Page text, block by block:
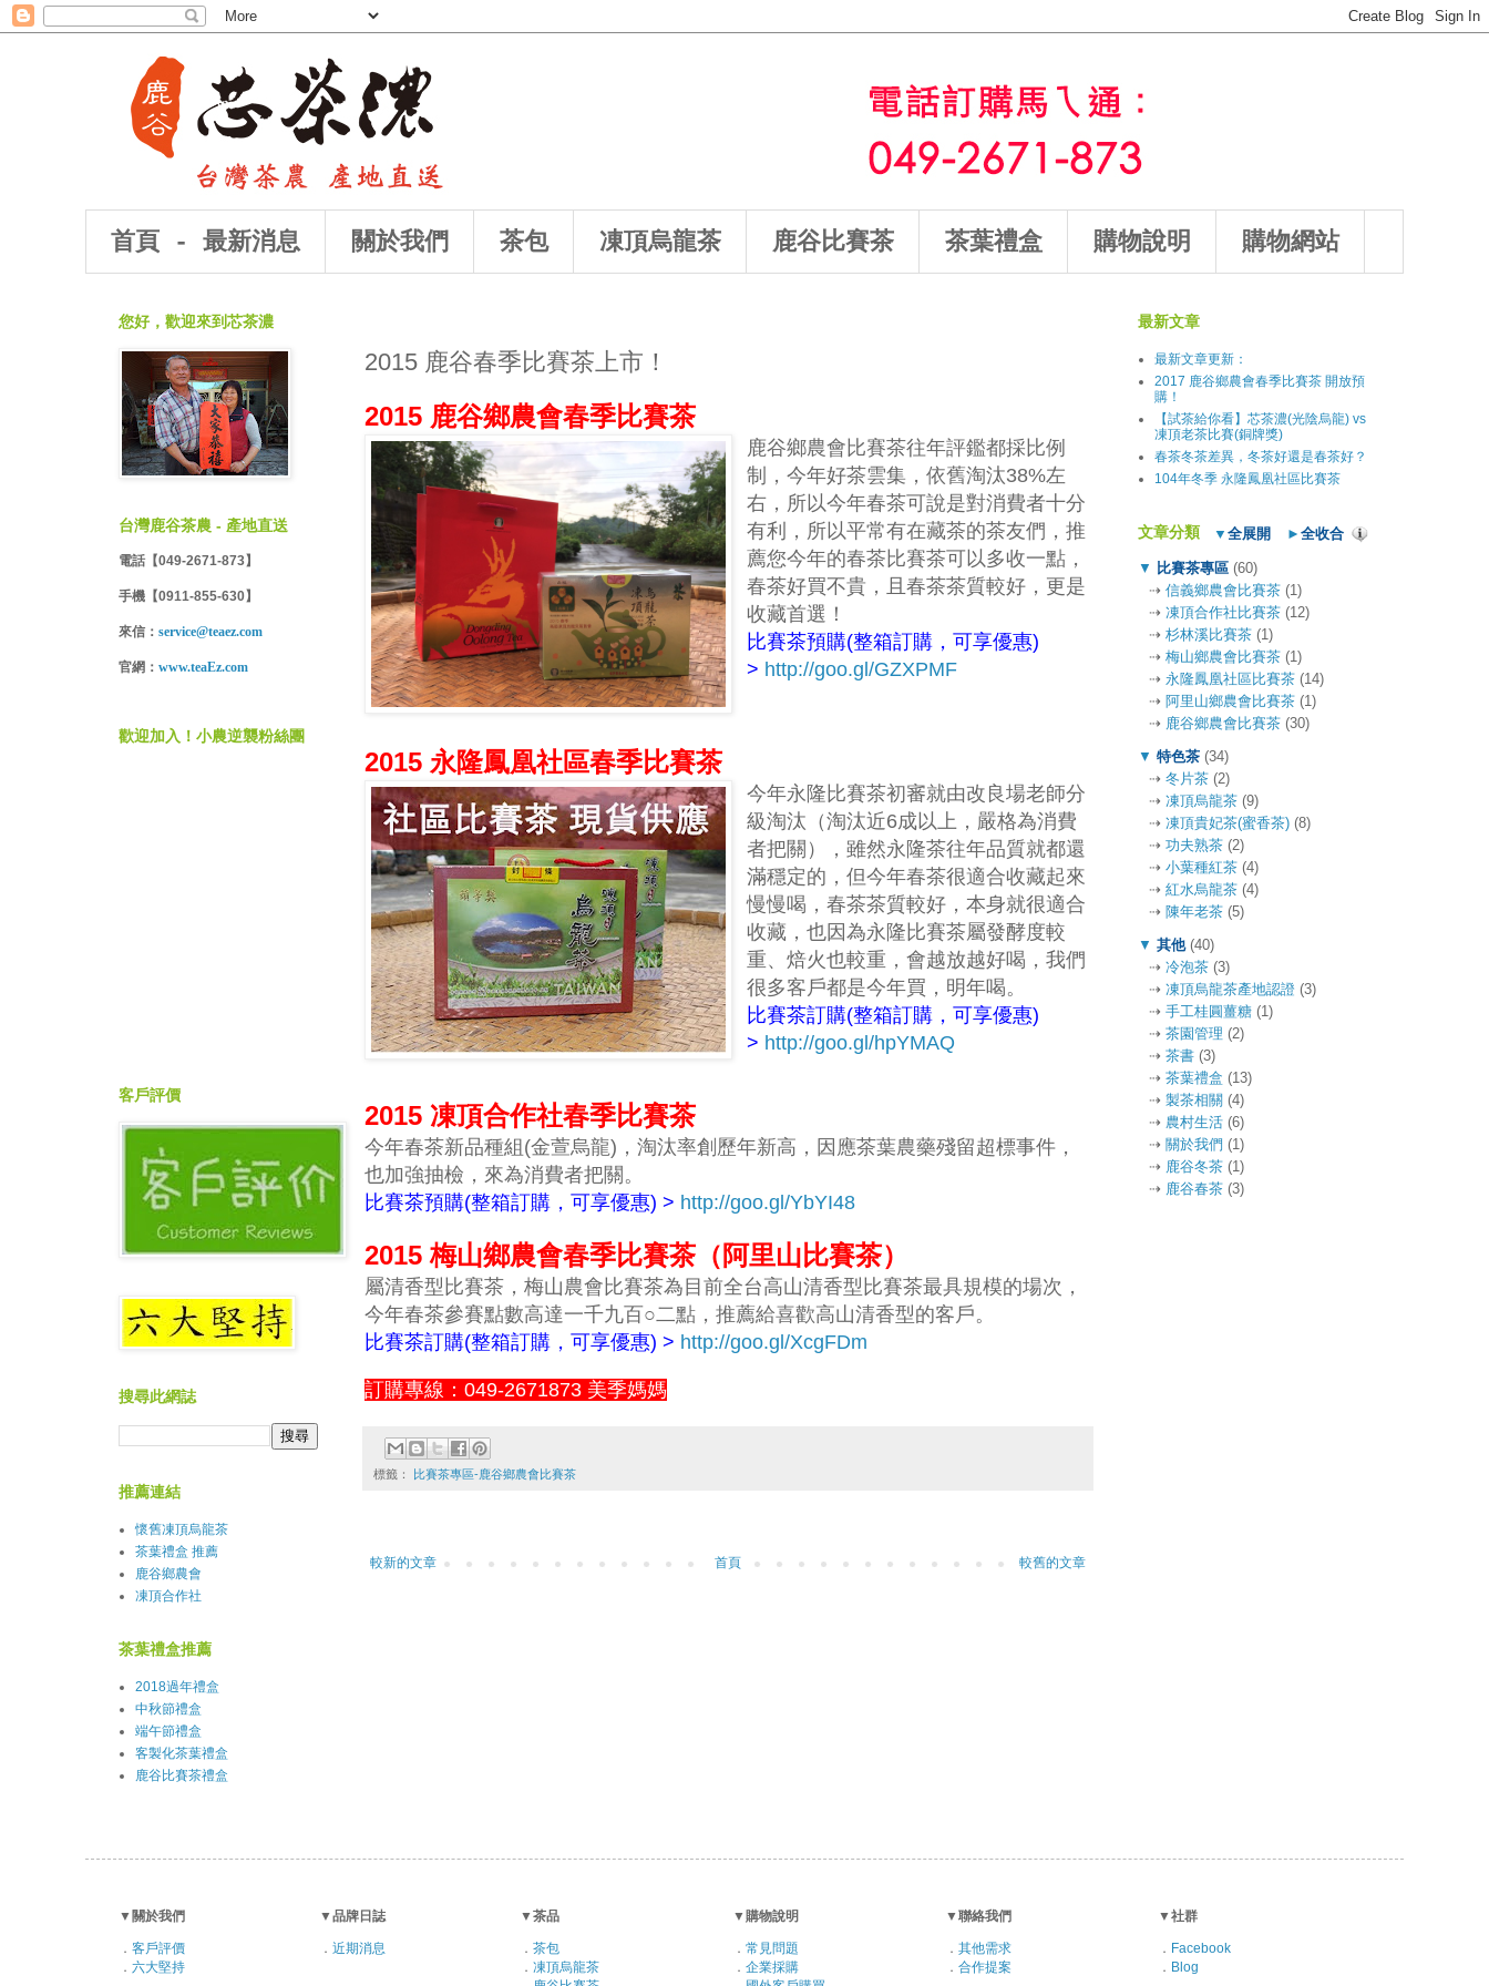
首頁 - 最新消息 關於我們 茶包 凍頂烏龍茶 鹿谷比賽茶 茶葉禮盒 購物說明 購物網站
2015 鹿谷春季比賽茶上市！
2015 鹿谷鄉農會春季比賽茶
鹿谷鄉農會比賽茶往年評鑑都採比例
制，今年好茶雲集，依舊淘汰38%左
右，所以今年春茶可說是對消費者十分
有利，所以平常有在藏茶的茶友們，推
薦您今年的春茶比賽茶可以多收一點，
春茶好買不貴，且春茶茶質較好，更是
收藏首選！
比賽茶預購(整箱訂購，可享優惠)
> http://goo.gl/GZXPMF
2015 永隆鳳凰社區春季比賽茶
今年永隆比賽茶初審就由改良場老師分
級淘汰（淘汰近6成以上，嚴格為消費
者把關），雖然永隆茶往年品質就都還
滿穩定的，但今年春茶很適合收藏起來
慢慢喝，春茶茶質較好，本身就很適合
收藏，也因為永隆比賽茶屬發酵度較
重、焙火也較重，會越放越好喝，我們
很多客戶都是今年買，明年喝。
比賽茶訂購(整箱訂購，可享優惠)
> http://goo.gl/hpYMAQ
2015 凍頂合作社春季比賽茶
今年春茶新品種組(金萱烏龍)，淘汰率創歷年新高，因應茶葉農藥殘留超標事件，
也加強抽檢，來為消費者把關。
比賽茶預購(整箱訂購，可享優惠) > http://goo.gl/YbYI48
2015 梅山鄉農會春季比賽茶（阿里山比賽茶）
屬清香型比賽茶，梅山農會比賽茶為目前全台高山清香型比賽茶最具規模的場次，
今年春茶參賽點數高達一千九百○二點，推薦給喜歡高山清香型的客戶。
比賽茶訂購(整箱訂購，可享優惠) > http://goo.gl/XcgFDm
訂購專線：049-2671873 美季媽媽
標籤： 比賽茶專區-鹿谷鄉農會比賽茶
較新的文章 較舊的文章
首頁
您好，歡迎來到芯茶濃
台灣鹿谷茶農 - 產地直送
電話【049-2671-873】
手機【0911-855-630】
來信： service@teaez.com
官網： www.teaEz.com
歡迎加入！小農逆襲粉絲團
客戶評價
搜尋此網誌
推薦連結
懷舊凍頂烏龍茶
茶葉禮盒 推薦
鹿谷鄉農會
凍頂合作社
茶葉禮盒推薦
2018過年禮盒
中秋節禮盒
端午節禮盒
客製化茶葉禮盒
鹿谷比賽茶禮盒
最新文章
最新文章更新：
2017 鹿谷鄉農會春季比賽茶 開放預
購！
【試茶給你看】芯茶濃(光陰烏龍) vs
凍頂老茶比賽(銅牌獎)
春茶冬茶差異，冬茶好還是春茶好？
104年冬季 永隆鳳凰社區比賽茶
▼ 全展開 ► 全收合
文章分類
▼ 比賽茶專區 (60)
⇢ 信義鄉農會比賽茶 (1)
⇢ 凍頂合作社比賽茶 (12)
⇢ 杉林溪比賽茶 (1)
⇢ 梅山鄉農會比賽茶 (1)
⇢ 永隆鳳凰社區比賽茶 (14)
⇢ 阿里山鄉農會比賽茶 (1)
⇢ 鹿谷鄉農會比賽茶 (30)
▼ 特色茶 (34)
⇢ 冬片茶 (2)
⇢ 凍頂烏龍茶 (9)
⇢ 凍頂貴妃茶(蜜香茶) (8)
⇢ 功夫熟茶 (2)
⇢ 小葉種紅茶 (4)
⇢ 紅水烏龍茶 (4)
⇢ 陳年老茶 (5)
▼ 其他 (40)
⇢ 冷泡茶 (3)
⇢ 凍頂烏龍茶產地認證 (3)
⇢ 手工桂圓薑糖 (1)
⇢ 茶園管理 (2)
⇢ 茶書 (3)
⇢ 茶葉禮盒 (13)
⇢ 製茶相關 (4)
⇢ 農村生活 (6)
⇢ 關於我們 (1)
⇢ 鹿谷冬茶 (1)
⇢ 鹿谷春茶 (3)
▼ 關於我們 ▼品牌日誌 ▼茶品 ▼購物說明 ▼聯絡我們 ▼社群
． 客戶評價 ． 近期消息 ． 茶包 ． 常見問題 ． 其他需求 ． Facebook
． 六大堅持 ． 凍頂烏龍茶 ． 企業採購 ． 合作提案 ． Blog